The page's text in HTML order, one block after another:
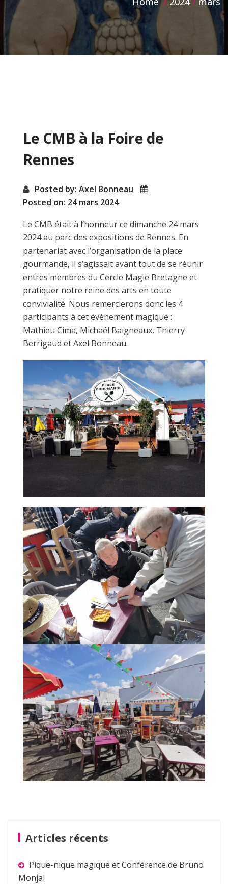
Le CMB à la Foire de
Rennes
Posted by: Axel Bonneau
Posted on: 24 mars 2024
Le CMB était à l’honneur ce dimanche 24 mars
2024 au parc des expositions de Rennes. En
partenariat avec l’organisation de la place
gourmande, il s’agissait avant tout de se réunir
entres membres du Cercle Magie Bretagne et
pratiquer notre reine des arts en toute
convivialité. Nous remercierons donc les 4
participants à cet événement magique :
Mathieu Cima, Michaël Baigneaux, Thierry
Berrigaud et Axel Bonneau.
Articles récents
Pique-nique magique et Conférence de Bruno
Monjal